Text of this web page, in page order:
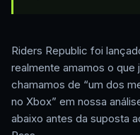
Riders Republic foi
realmente amamos o que
chamamos de “um dos
no Xbox” em nossa
abaixo antes da suposta